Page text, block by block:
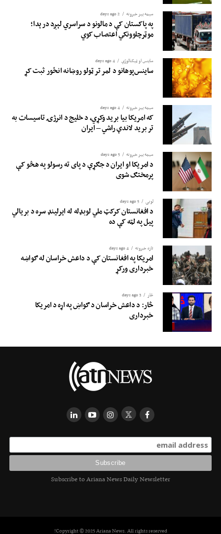
سیمه ییز خبرونه 2 days ago
په پاکستان کې د مالونو د سراسري لېږد درېدا؛
موټرچلوونکي اعتصاب کوي
ساینس او ​​ټیکنالوژي 4 days ago
ساینس‌پوهانو د لمر تر ټولو روښانه انځور ثبت کړ
سیمه ییز خبرونه 4 days ago
که امریکا بیا برید وکړي، د خلیج د انرژۍ تاسیسات به
تر برید لاندې راشي – ایران
سیمه ییز خبرونه 5 days ago
د امریکا او ایران د جګړې د پای ته رسولو په هڅو کې
پرمختګ شوی
لوبی 5 days ago
د افغانستان کرکټ ملي لوبډله له ایرلینډ سره د بریالي
پیل په لټه کې ده
تازه خبرونه 4 days ago
امریکا په افغانستان کې د داعش خراسان له ګواښه
خبرداری ورکړ
څار 3 days ago
څار: د داعش خراسان د ګواښ په اړه د امریکا
خبرداری
Subscribe to Ariana News Daily Newsletter
Copyright © 2025 Ariana News. All rights reserved!